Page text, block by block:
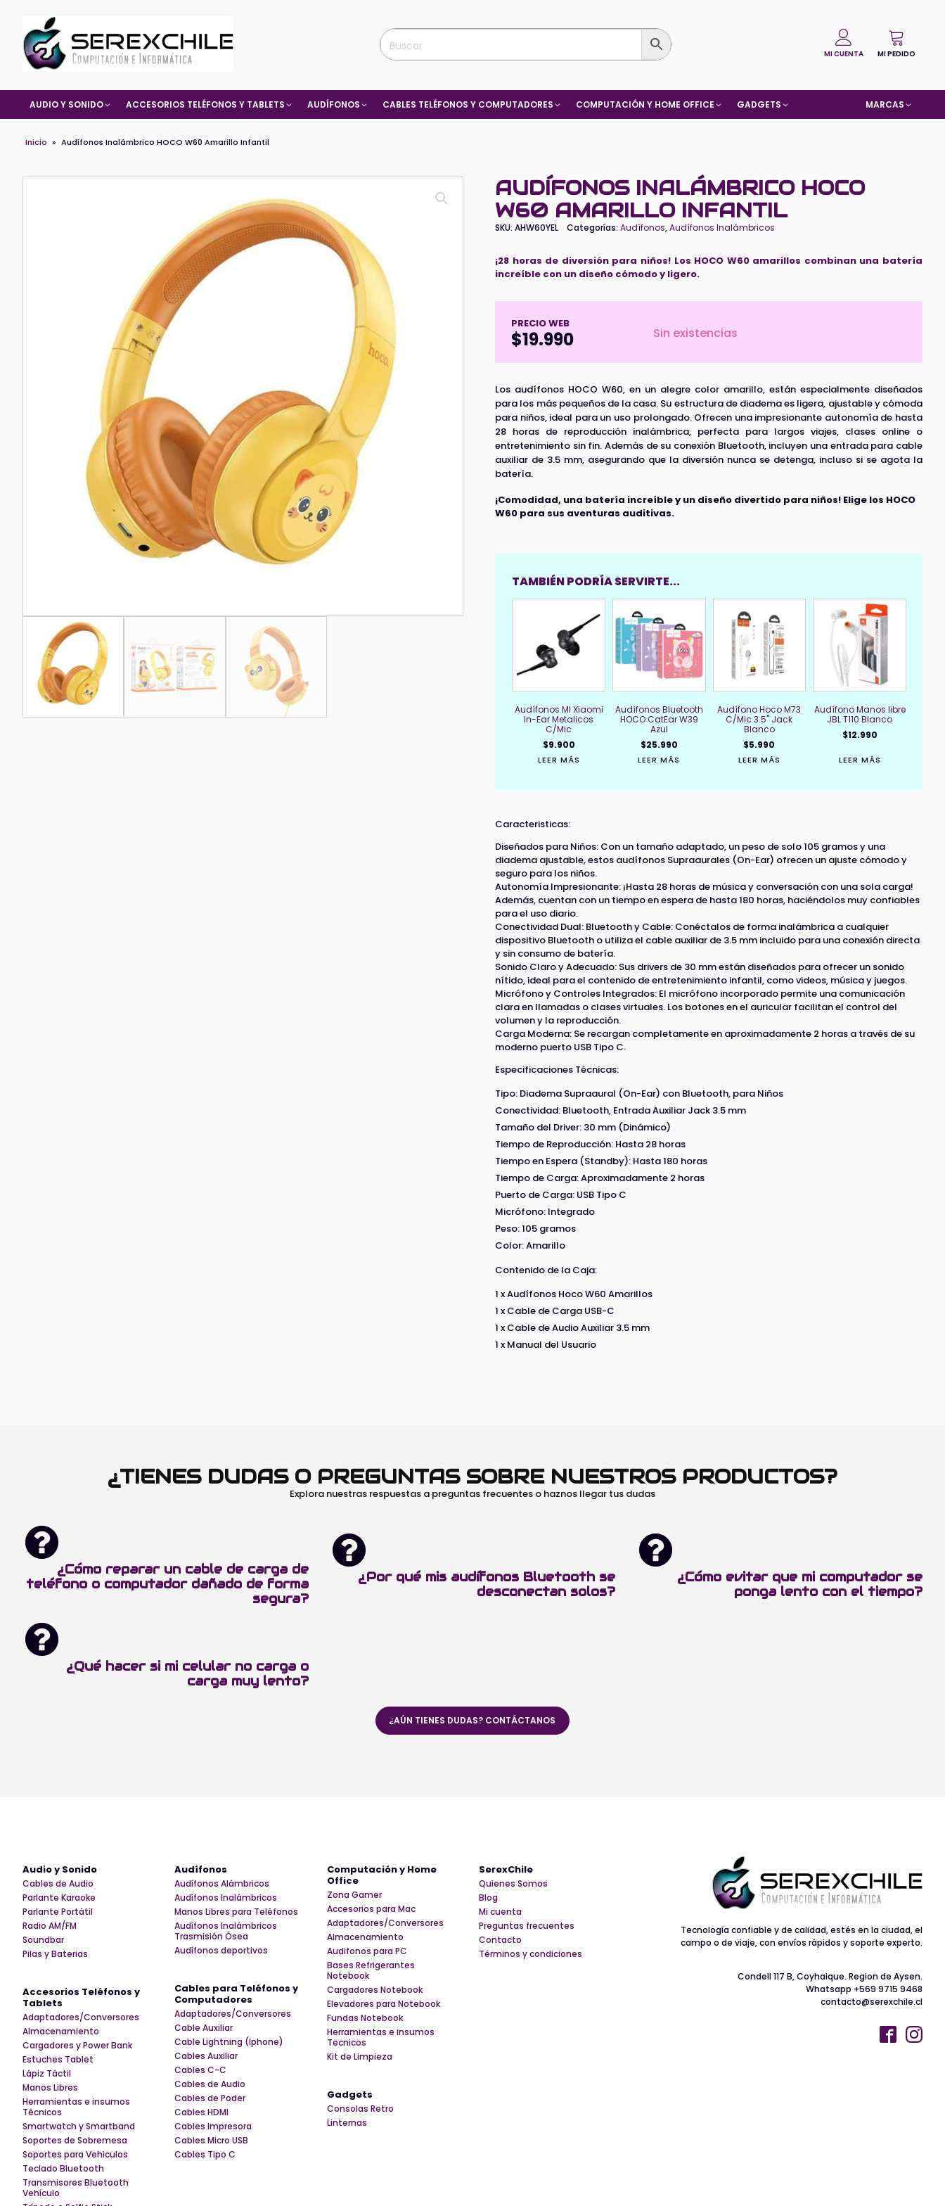
MI CUENTA MI PEDIDO
AUDIO Y SONIDO ACCESORIOS TELÉFONOS Y TABLETS AUDÍFONOS CABLES TELÉFONOS Y COMPUTADORES COMPUTACIÓN Y HOME OFFICE GADGETS MARCAS
Inicio » Audífonos Inalámbrico HOCO W60 Amarillo Infantil
AUDÍFONOS INALÁMBRICO HOCO
W60 AMARILLO INFANTIL
SKU:AHW60YEL Categorías:Audífonos,Audífonos Inalámbricos
¡28 horas de diversión para niños! Los HOCO W60 amarillos combinan una batería
increíble con un diseño cómodo y ligero.
PRECIO WEB
$19.990 Sin existencias
Los audífonos HOCO W60, en un alegre color amarillo, están especialmente diseñados
para los más pequeños de la casa. Su estructura de diadema es ligera, ajustable y cómoda
para niños, ideal para un uso prolongado. Ofrecen una impresionante autonomía de hasta
28 horas de reproducción inalámbrica, perfecta para largos viajes, clases online o
entretenimiento sin fin. Además de su conexión Bluetooth, incluyen una entrada para cable
auxiliar de 3.5 mm, asegurando que la diversión nunca se detenga, incluso si se agota la
batería.
¡Comodidad, una batería increíble y un diseño divertido para niños! Elige los HOCO
W60 para sus aventuras auditivas.
TAMBIÉN PODRÍA SERVIRTE...
Audífonos MI Xiaomi
In-Ear Metalicos
C/Mic
$9.900
LEER MÁS
Audífonos Bluetooth
HOCO CatEar W39
Azul
$25.990
LEER MÁS
Audífono Hoco M73
C/Mic 3.5" Jack
Blanco
$5.990
LEER MÁS
Audífono Manos libre
JBL T110 Blanco
$12.990
LEER MÁS
Caracteristicas:
Diseñados para Niños: Con un tamaño adaptado, un peso de solo 105 gramos y una
diadema ajustable, estos audífonos Supraaurales (On-Ear) ofrecen un ajuste cómodo y
seguro para los niños.
Autonomía Impresionante: ¡Hasta 28 horas de música y conversación con una sola carga!
Además, cuentan con un tiempo en espera de hasta 180 horas, haciéndolos muy confiables
para el uso diario.
Conectividad Dual: Bluetooth y Cable: Conéctalos de forma inalámbrica a cualquier
dispositivo Bluetooth o utiliza el cable auxiliar de 3.5 mm incluido para una conexión directa
y sin consumo de batería.
Sonido Claro y Adecuado: Sus drivers de 30 mm están diseñados para ofrecer un sonido
nítido, ideal para el contenido de entretenimiento infantil, como videos, música y juegos.
Micrófono y Controles Integrados: El micrófono incorporado permite una comunicación
clara en llamadas o clases virtuales. Los botones en el auricular facilitan el control del
volumen y la reproducción.
Carga Moderna: Se recargan completamente en aproximadamente 2 horas a través de su
moderno puerto USB Tipo C.
Especificaciones Técnicas:
Tipo: Diadema Supraaural (On-Ear) con Bluetooth, para Niños
Conectividad: Bluetooth, Entrada Auxiliar Jack 3.5 mm
Tamaño del Driver: 30 mm (Dinámico)
Tiempo de Reproducción: Hasta 28 horas
Tiempo en Espera (Standby): Hasta 180 horas
Tiempo de Carga: Aproximadamente 2 horas
Puerto de Carga: USB Tipo C
Micrófono: Integrado
Peso: 105 gramos
Color: Amarillo
Contenido de la Caja:
1 x Audífonos Hoco W60 Amarillos
1 x Cable de Carga USB-C
1 x Cable de Audio Auxiliar 3.5 mm
1 x Manual del Usuario
¿TIENES DUDAS O PREGUNTAS SOBRE NUESTROS PRODUCTOS?
Explora nuestras respuestas a preguntas frecuentes o haznos llegar tus dudas
¿Cómo reparar un cable de carga de
teléfono o computador dañado de forma
segura?
¿Por qué mis audífonos Bluetooth se
desconectan solos?
¿Cómo evitar que mi computador se
ponga lento con el tiempo?
¿Qué hacer si mi celular no carga o
carga muy lento?
¿AÚN TIENES DUDAS? CONTÁCTANOS
Audio y Sonido
Cables de Audio
Parlante Karaoke
Parlante Portátil
Radio AM/FM
Soundbar
Pilas y Baterias
Accesorios Teléfonos y
Tablets
Adaptadores/Conversores
Almacenamiento
Cargadores y Power Bank
Estuches Tablet
Lápiz Táctil
Manos Libres
Herramientas e insumos
Técnicos
Smartwatch y Smartband
Soportes de Sobremesa
Soportes para Vehiculos
Teclado Bluetooth
Transmisores Bluetooth
Vehículo
Audífonos
Audífonos Alámbricos
Audífonos Inalámbricos
Manos Libres para Teléfonos
Audífonos Inalámbricos
Trasmisión Ósea
Audífonos deportivos
Cables para Teléfonos y
Computadores
Adaptadores/Conversores
Cable Auxiliar
Cable Lightning (Iphone)
Cables Auxiliar
Cables C-C
Cables de Audio
Cables de Poder
Cables HDMI
Cables Impresora
Cables Micro USB
Cables Tipo C
Computación y Home
Office
Zona Gamer
Accesorios para Mac
Adaptadores/Conversores
Almacenamiento
Audifonos para PC
Bases Refrigerantes
Notebook
Cargadores Notebook
Elevadores para Notebook
Fundas Notebook
Herramientas e insumos
Tecnicos
Kit de Limpieza
Gadgets
Consolas Retro
Linternas
SerexChile
Quienes Somos
Blog
Mi cuenta
Preguntas frecuentes
Contacto
Términos y condiciones
Tecnología confiable y de calidad, estés en la ciudad, el
campo o de viaje, con envíos rápidos y soporte experto.
Condell 117 B, Coyhaique. Region de Aysen.
Whatsapp +569 9715 9468
contacto@serexchile.cl